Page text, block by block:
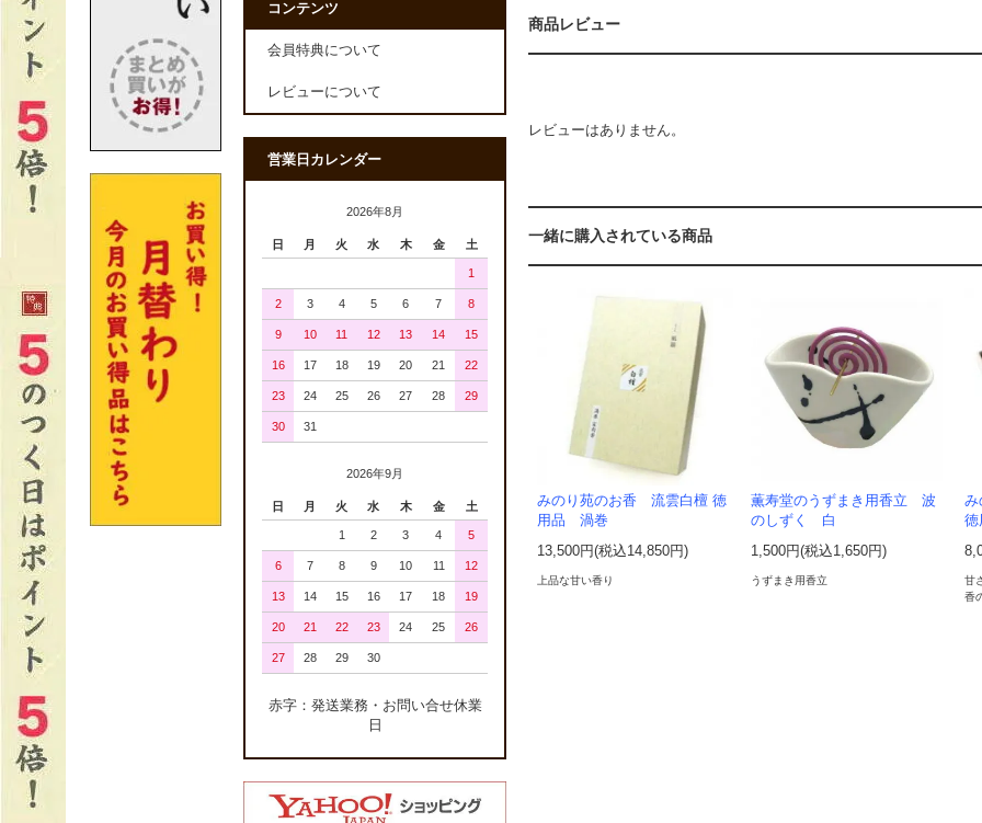
商品レビュー
レビューはありません。
一緒に購入されている商品
みのり苑のお香 流雲白檀 徳
用品 渦巻
13,500円(税込14,850円)
上品な甘い香り
薫寿堂のうずまき用香立 波
のしずく 白
1,500円(税込1,650円)
うずまき用香立
み
徳
甘
香
コンテンツ
会員特典について
レビューについて
営業日カレンダー
2026年8月
日 月 火 水 木 金 土
1
2 3 4 5 6 7 8
9 10 11 12 13 14 15
16 17 18 19 20 21 22
23 24 25 26 27 28 29
30 31
2026年9月
日 月 火 水 木 金 土
1 2 3 4 5
6 7 8 9 10 11 12
13 14 15 16 17 18 19
20 21 22 23 24 25 26
27 28 29 30
赤字：発送業務・お問い合せ休業
日